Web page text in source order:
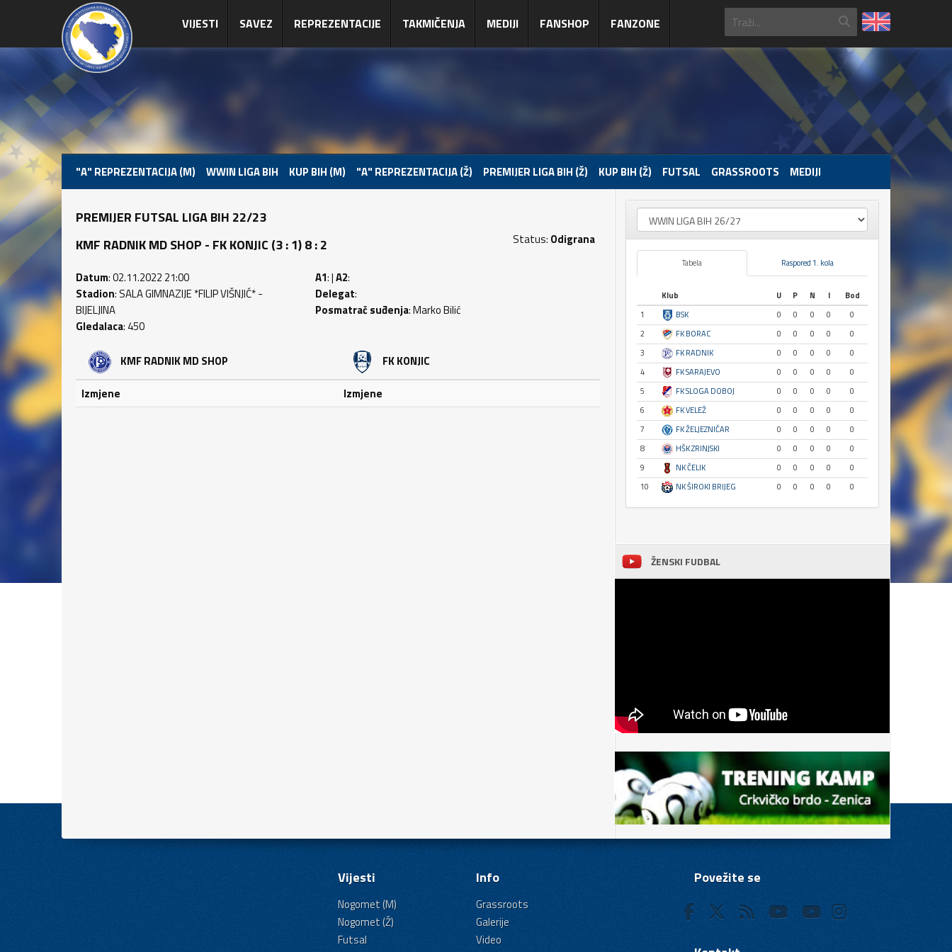
VIJESTI SAVEZ REPREZENTACIJE TAKMIČENJA MEDIJI FANSHOP FANZONE
"A" REPREZENTACIJA (M) WWIN LIGA BIH KUP BIH (M) "A" REPREZENTACIJA (Ž) PREMIJER LIGA BIH (Ž) KUP BIH (Ž) FUTSAL GRASSROOTS MEDIJI
PREMIJER FUTSAL LIGA BIH 22/23
KMF RADNIK MD SHOP - FK KONJIC (3 : 1) 8 : 2
Status: Odigrana
Datum: 02.11.2022 21:00
Stadion: SALA GIMNAZIJE *FILIP VIŠNJIĆ* -
BIJELJINA
Gledalaca: 450
A1: |A2:
Delegat:
Posmatrač suđenja: Marko Bilić
KMF RADNIK MD SHOP
Izmjene
FK KONJIC
Izmjene
Tabela Raspored 1. kola
Klub U P N I
Bod
1
BSK 0 0 0 0
0
2
FK BORAC 0 0 0 0
0
3
FK RADNIK 0 0 0 0
0
4
FK SARAJEVO 0 0 0 0
0
5
FK SLOGA DOBOJ 0 0 0 0
0
6
FK VELEŽ 0 0 0 0
0
7
FK ŽELJEZNIČAR 0 0 0 0
0
8
HŠK ZRINJSKI 0 0 0 0
0
9
NK ČELIK 0 0 0 0
0
10
NK ŠIROKI BRIJEG 0 0 0 0 0
ŽENSKI FUDBAL
Vijesti
Nogomet (M)
Nogomet (Ž)
Futsal
Info
Grassroots
Galerije
Video
Povežite se